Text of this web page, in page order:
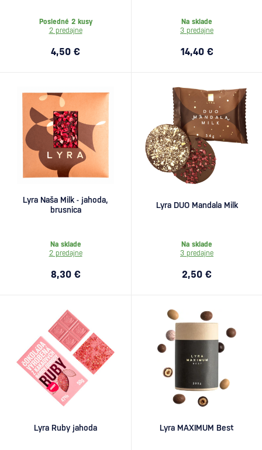
Posledné 2 kusy
2 predajne
4,50 €
Na sklade
3 predajne
14,40 €
Lyra Naša Milk - jahoda,
brusnica
Na sklade
2 predajne
8,30 €
Lyra DUO Mandala Milk
Na sklade
3 predajne
2,50 €
Lyra Ruby jahoda Lyra MAXIMUM Best